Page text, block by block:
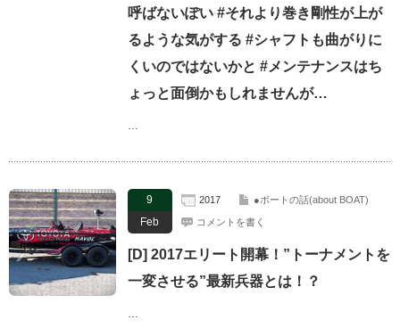
呼ばないぽい #それより巻き剛性が上が
るような気がする #シャフトも曲がりに
くいのではないかと #メンテナンスはち
ょっと面倒かもしれませんが…
…
9
Feb
2017 ●ボートの話(about BOAT)
コメントを書く
[D] 2017エリート開幕！”トーナメントを
一変させる”最新兵器とは！？
…